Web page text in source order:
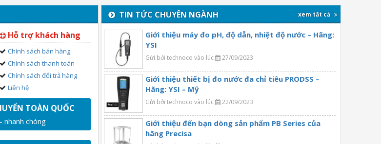
Hỗ trợ khách hàng
Chính sách bán hàng
Chính sách thanh toán
Chính sách đổi trả hàng
Liên hệ
TOÀN QUỐC
nhanh chóng
TIN TỨC CHUYÊN NGÀNH xem tất cả
Giới thiệu máy đo pH, độ dẫn, nhiệt độ nước – Hãng:
YSI
Gửi bởi technoco vào lúc 27/09/2023
Giới thiệu thiết bị đo nước đa chỉ tiêu PRODSS –
Hãng: YSI – Mỹ
Gửi bởi technoco vào lúc 22/09/2023
Giới thiệu đến bạn dòng sản phẩm PB Series của
hãng Precisa